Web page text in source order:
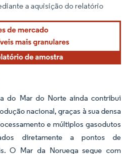
a aquisição do relatório
do Mar do Norte ainda contribui
nacional, graças à sua densa
e múltiplos gasodutos
diretamente a pontos de
O Mar da Noruega segue com